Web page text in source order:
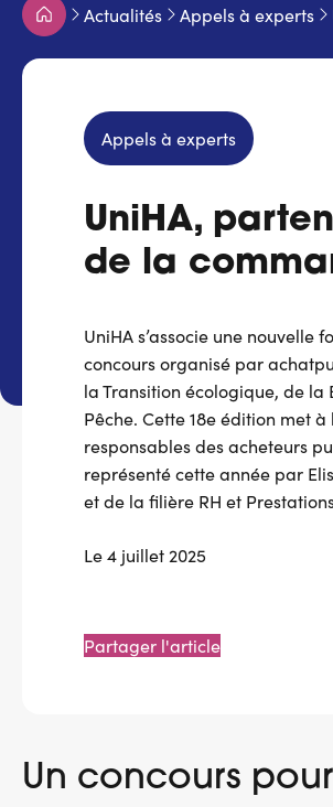
Fil
d'Ariane
Actualités Appels à experts
Appels à experts
UniHA,
de la
UniHA s’associe une
concours organisé par
la Transition écologique, de
Pêche. Cette 18e édition met
responsables des acheteurs
représenté cette année par
et de la filière RH et
Le 4 juillet 2025
Partager l'article
Un concours